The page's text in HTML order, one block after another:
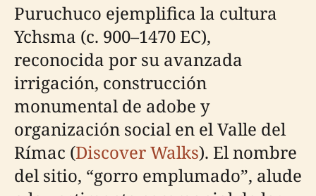
Puruchuco ejemplifica la cultura
Ychsma (c. 900–1470 EC),
reconocida por su avanzada
irrigación, construcción
monumental de adobe y
organización social en el Valle del
Rímac (Discover Walks). El nombre
del sitio, “gorro emplumado”, alude